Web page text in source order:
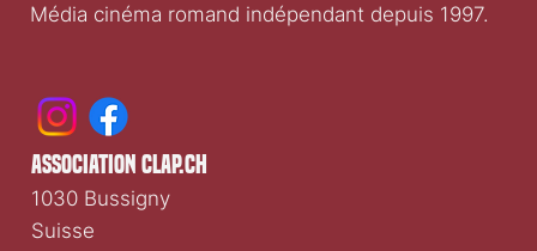
Média cinéma romand indépendant depuis 1997.
association clap.ch
1030 Bussigny
Suisse